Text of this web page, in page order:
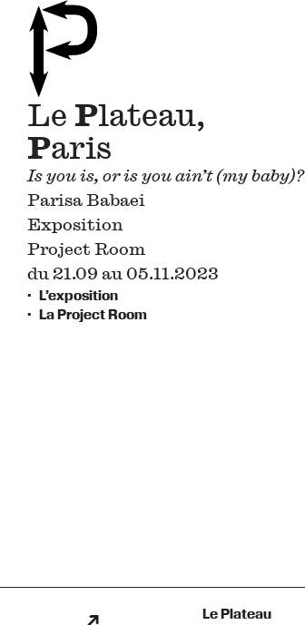
Le Plateau,
Paris
Is you is, or is you ain’t (my baby)?
Parisa Babaei
Exposition
Project Room
du 21.09 au 05.11.2023
L’exposition
La Project Room
Le Plateau